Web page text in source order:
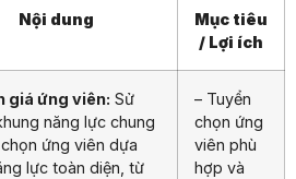
Nội dung
Mục tiêu
/ Lợi ích
giá ứng viên: Sử
năng lực chung
ứng viên dựa
lực toàn diện, từ
– Tuyển
chọn ứng
viên phù
hợp và